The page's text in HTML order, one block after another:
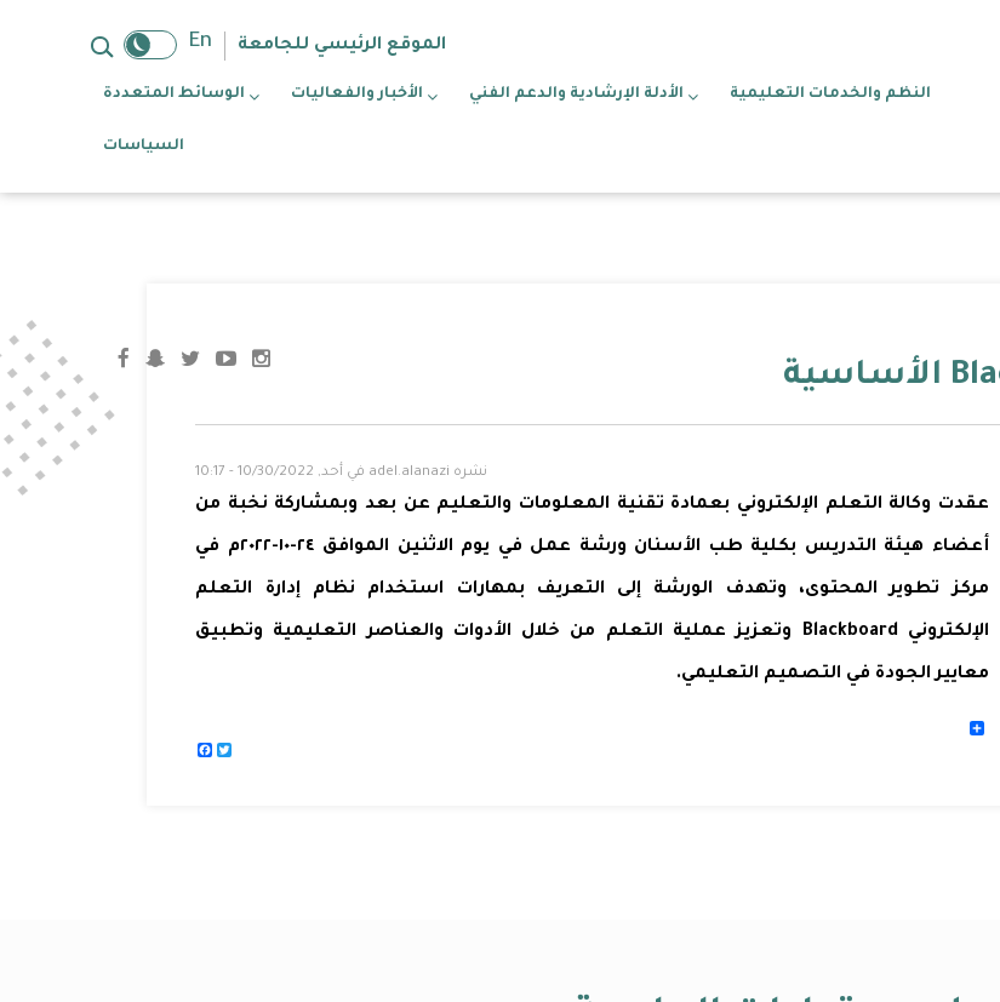
En الموقع الرئيسي للجامعة
النظم والخدمات التعليمية الأدلة الإرشادية والدعم الفني الأخبار والفعاليات الوسائط المتعددة
السياسات
نشره adel.alanazi في أحد, 10/30/2022 - 10:17
عقدت وكالة التعلم الإلكتروني بعمادة تقنية المعلومات والتعليم عن بعد وبمشاركة نخبة من
أعضاء هيئة التدريس بكلية طب الأسنان ورشة عمل في يوم الاثنين الموافق ٢٤-١٠-٢٠٢٢م في
مركز تطوير المحتوى، وتهدف الورشة إلى التعريف بمهارات استخدام نظام إدارة التعلم
الإلكتروني Blackboard وتعزيز عملية التعلم من خلال الأدوات والعناصر التعليمية وتطبيق
معايير الجودة في التصميم التعليمي.
FacebookTwitter